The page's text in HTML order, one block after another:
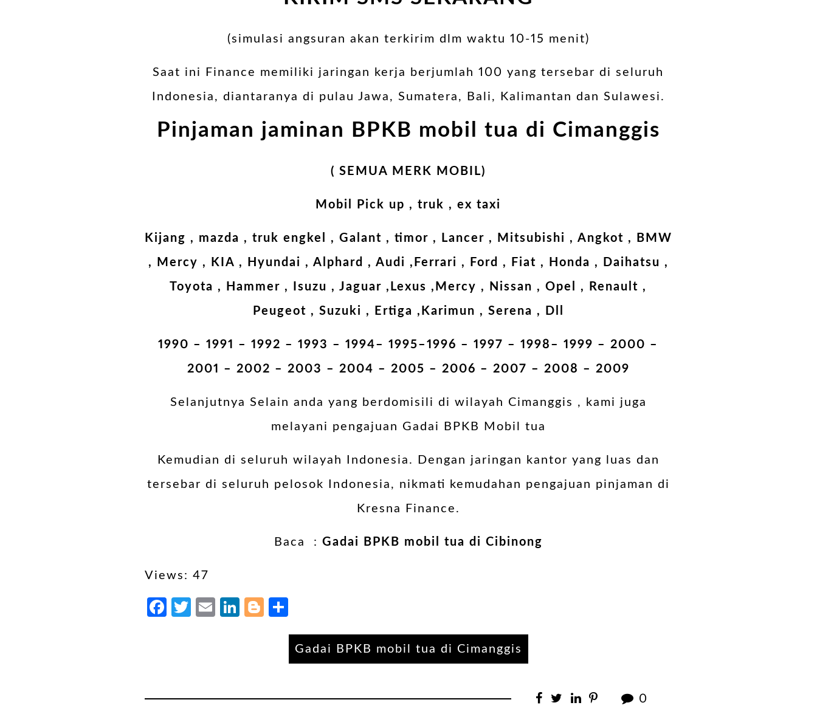
(simulasi angsuran akan terkirim dlm waktu 10-15 menit)
Saat ini Finance memiliki jaringan kerja berjumlah 100 yang tersebar di seluruh
Indonesia, diantaranya di pulau Jawa, Sumatera, Bali, Kalimantan dan Sulawesi.
Pinjaman jaminan BPKB mobil tua di Cimanggis
( SEMUA MERK MOBIL)
Mobil Pick up , truk , ex taxi
Kijang , mazda , truk engkel , Galant , timor , Lancer , Mitsubishi , Angkot , BMW
, Mercy , KIA , Hyundai , Alphard , Audi ,Ferrari , Ford , Fiat , Honda , Daihatsu ,
Toyota , Hammer , Isuzu , Jaguar ,Lexus ,Mercy , Nissan , Opel , Renault ,
Peugeot , Suzuki , Ertiga ,Karimun , Serena , Dll
1990 – 1991 – 1992 – 1993 – 1994– 1995–1996 – 1997 – 1998– 1999 – 2000 –
2001 – 2002 – 2003 – 2004 – 2005 – 2006 – 2007 – 2008 – 2009
Selanjutnya Selain anda yang berdomisili di wilayah Cimanggis , kami juga
melayani pengajuan Gadai BPKB Mobil tua
Kemudian di seluruh wilayah Indonesia. Dengan jaringan kantor yang luas dan
tersebar di seluruh pelosok Indonesia, nikmati kemudahan pengajuan pinjaman di
Kresna Finance.
Baca : Gadai BPKB mobil tua di Cibinong
Views: 47
Facebook
Twitter
EmailLinkedIn
Blogger
Gadai BPKB mobil tua di Cimanggis
0